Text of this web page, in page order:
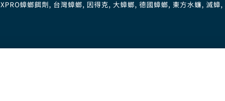
XPRO蟑螂餌劑, 台灣蟑螂, 因得克, 大蟑螂, 德國蟑螂, 東方水蠊, 滅蟑,